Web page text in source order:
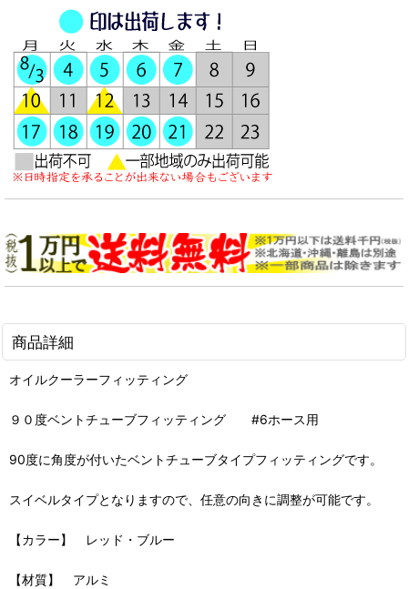
商品詳細
オイルクーラーフィッティング
９０度ベントチューブフィッティング #6ホース用
90度に角度が付いたベントチューブタイプフィッティングです。
スイベルタイプとなりますので、任意の向きに調整が可能です。
【カラー】 レッド・ブルー
【材質】 アルミ